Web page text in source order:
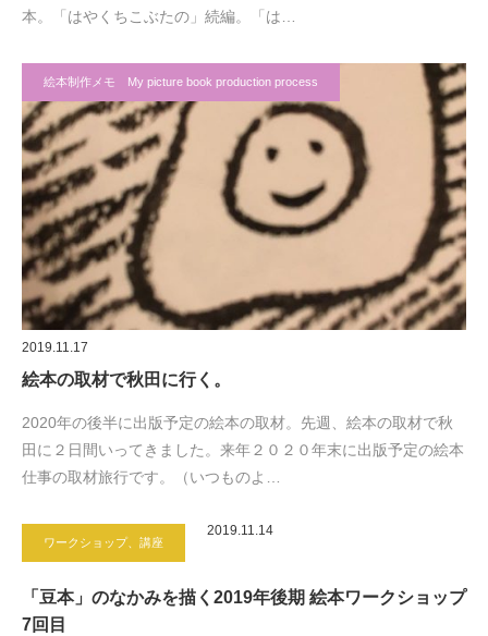
本。「はやくちこぶたの」続編。「は…
絵本制作メモ My picture book production process
2019.11.17
絵本の取材で秋田に行く。
2020年の後半に出版予定の絵本の取材。先週、絵本の取材で秋
田に２日間いってきました。来年２０２０年末に出版予定の絵本
仕事の取材旅行です。（いつものよ…
ワークショップ、講座
2019.11.14
「豆本」のなかみを描く2019年後期 絵本ワークショップ
7回目